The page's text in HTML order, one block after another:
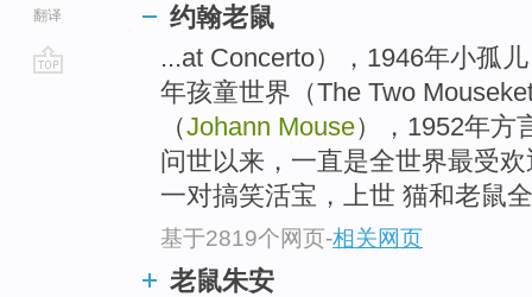
翻译
约翰老鼠
...at Concerto），1946年小孤
年孩童世界（The Two
（Johann Mouse），1952年方
问世以来，一直是全世界最受
一对搞笑活宝，上世 猫和老鼠
基于2819个网页-相关网页
老鼠朱安